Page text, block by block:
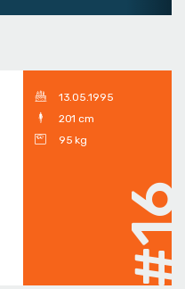
13.05.1995
201 cm
95 kg